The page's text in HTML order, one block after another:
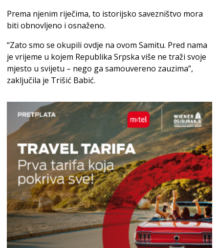
Prema njenim riječima, to istorijsko savezništvo mora
biti obnovljeno i osnaženo.
“Zato smo se okupili ovdje na ovom Samitu. Pred nama
je vrijeme u kojem Republika Srpska više ne traži svoje
mjesto u svijetu – nego ga samouvereno zauzima”,
zaključila je Trišić Babić.